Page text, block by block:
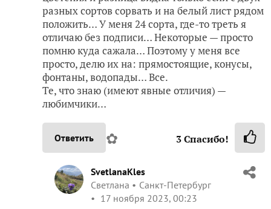
разных сортов сорвать и на белый лист рядом
положить… У меня 24 сорта, где-то треть я
отличаю без подписи… Некоторые — просто
помню куда сажала… Поэтому у меня все
просто, делю их на: прямостоящие, конусы,
фонтаны, водопады… Все.
Те, что знаю (имеют явные отличия) —
любимчики…
Ответить ✿ 3Спасибо!
SvetlanaKles
Светлана
Санкт-Петербург
17 ноября 2023, 00:23